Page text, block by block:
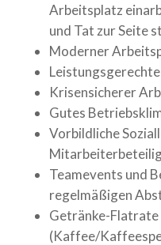
Arbeitsplatz
und Tat zur Seite
Moderner
Krisensicherer
Gutes
Vorbildliche
Teamevents und
regelmäßigen
Getränke-Flatrate
(Kaffee/